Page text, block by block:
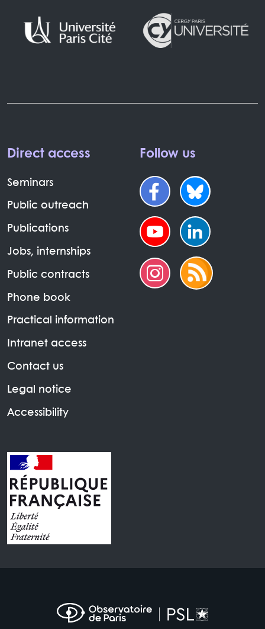
Direct access
Seminars
Public outreach
Publications
Jobs, internships
Public contracts
Phone book
Practical information
Intranet access
Contact us
Legal notice
Accessibility
Follow us